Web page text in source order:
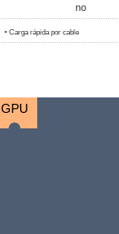
no
• Carga rápida por cable
GPU